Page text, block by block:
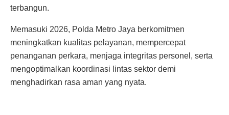
terbangun.
Memasuki 2026, Polda Metro Jaya berkomitmen
meningkatkan kualitas pelayanan, mempercepat
penanganan perkara, menjaga integritas personel, serta
mengoptimalkan koordinasi lintas sektor demi
menghadirkan rasa aman yang nyata.